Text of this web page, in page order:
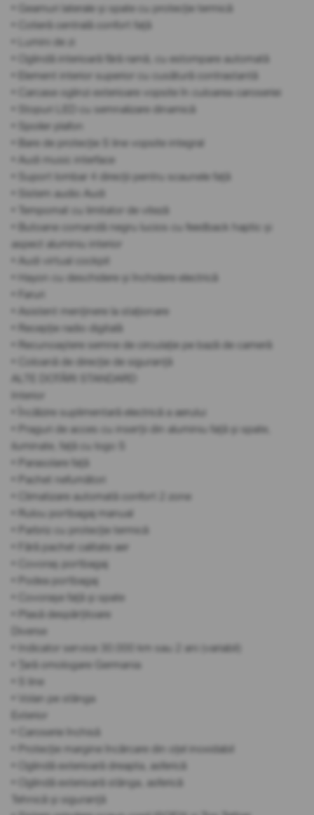
• Geamuri laterale și spate cu protecție termică
• Cotieră centrală confort față
• Lumini de zi
• Oglindă interioară fără ramă, cu estompare automată
• Element interior superior cu cusătură contrastantă
• Carcase oglinzi exterioare vopsite în culoarea caroseriei
• Stopuri LED cu semnalizare dinamică
• Spoiler plafon
• Bare de protecție S line vopsite integral
• Audi music interface
• Suport lombar 4 direcții pentru scaunele față
• Sistem audio Audi
• Tempomat cu limitator de viteză
• Butoane comandă negru lucios cu feedback haptic și
aspect aluminiu interior
• Audi virtual cockpit
• Hayon cu deschidere și închidere electrică
• Faruri
• Asistent menținere la staționare
• Recepție radio digitală
• Recunoaștere semne de circulație pe bază de cameră
• Coloană de direcție de siguranță
ALTE DOTĂRI STANDARD
Interior
• Încălzire suplimentară electrică a aerului
• Praguri de acces cu inserții din aluminiu față și spate,
iluminate, față cu logo S
• Parasolare față
• Pachet nefumători
• Climatizare automată confort 2 zone
• Rulou portbagaj manual
• Parbriz cu protecție termică
• Fără pachet calitate aer
• Covoraș portbagaj
• Podea portbagaj
• Covorașe față și spate
• Plasă despărțitoare
Diverse
• Indicator service 30.000 km sau 2 ani (variabil)
• Țară omologare Germania
• S line
• Volan pe stânga
Exterior
• Caroserie închisă
• Protecție margine încărcare din oțel inoxidabil
• Oglindă exterioară dreapta, asferică
• Oglindă exterioară stânga, asferică
Tehnică și siguranță